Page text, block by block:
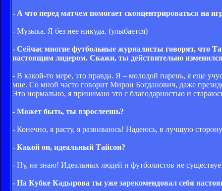
- А что перед матчем помогает сконцентрироваться на
- Музыка. Я без нее никуда. (улыбается)
- Сейчас многие футбольные журналисты говорят, что
настоящим лидером. Скажи, ты действительно
- В какой-то мере, это правда. Я – молодой парень, я еще
мне. Со мной часто говорит Мирон Богданович, даже
Это нормально, я принимаю это с благодарностью и
- Может быть, ты взрослеешь?
- Конечно, я расту, я развиваюсь! Надеюсь, в лучшую
- Какой он, идеальный Тайсон?
- Ну, не знаю! Идеальных людей и футболистов не
- На Кубке Кадырова ты уже зарекомендовал себя